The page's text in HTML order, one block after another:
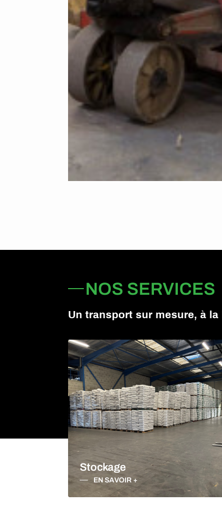
TRANSPORT
APPELEZ-NOUS CONTACTEZ-NOUS
NOS SERVICES
Un transport sur mesure, à
Stockage
EN SAVOIR +